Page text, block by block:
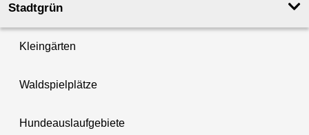
Stadtgrün
Kleingärten
Waldspielplätze
Hundeauslaufgebiete